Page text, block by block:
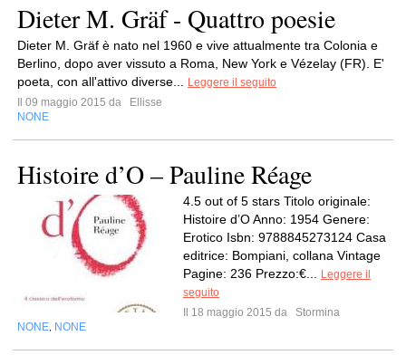
Dieter M. Gräf - Quattro poesie
Dieter M. Gräf è nato nel 1960 e vive attualmente tra Colonia e
Berlino, dopo aver vissuto a Roma, New York e Vézelay (FR). E'
poeta, con all'attivo diverse...
Leggere il seguito
Il 09 maggio 2015 da
Ellisse
NONE
Histoire d’O – Pauline Réage
4.5 out of 5 stars Titolo originale:
Histoire d’O Anno: 1954 Genere:
Erotico Isbn: 9788845273124 Casa
editrice: Bompiani, collana Vintage
Pagine: 236 Prezzo:€...
Leggere il
seguito
Il 18 maggio 2015 da
Stormina
NONE NONE